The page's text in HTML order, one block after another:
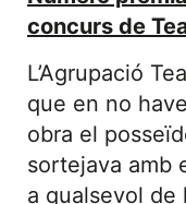
concurs de
L’Agrupació
que en no
obra el
sortejava amb
a qualsevol de